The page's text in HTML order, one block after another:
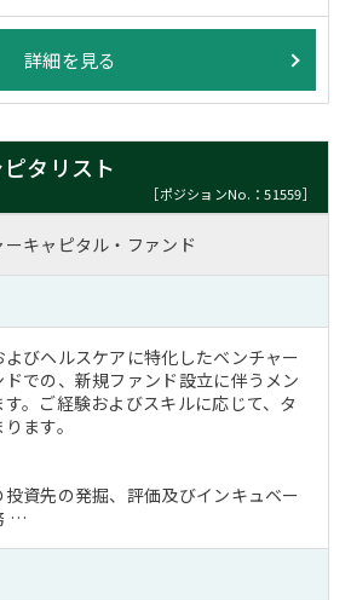
詳細を見る
タリスト
［ポジションNo.：51559］
キャピタル・ファンド
びヘルスケアに特化したベンチャー
での、新規ファンド設立に伴うメン
。ご経験およびスキルに応じて、タ
ます。
投資先の発掘、評価及びインキュベー
…